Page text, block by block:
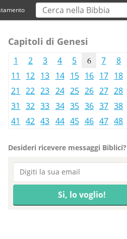
Capitoli di Genesi
1 2 3 4 5 6 7 8
11
12 13 14 15 16 17 18
21
22 23 24 25 26 27 28
31
32 33 34 35 36 37 38
41
42 43 44 45 46 47 48
Desideri ricevere messaggi Biblici?